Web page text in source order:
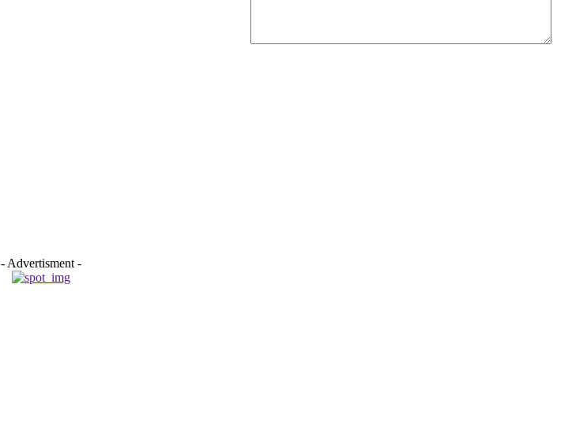
- Advertisment -